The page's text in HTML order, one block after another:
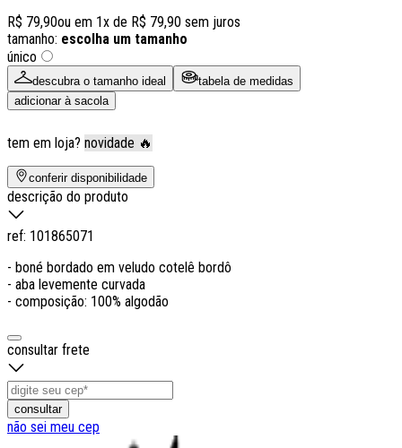
R$ 79,90ou em 1x de R$ 79,90 sem juros
tamanho: escolha um tamanho
único
descubra o tamanho ideal
tabela de medidas
adicionar à sacola
tem em loja? novidade 🔥
conferir disponibilidade
descrição do produto
ref: 101865071
- boné bordado em veludo cotelê bordô
- aba levemente curvada
- composição: 100% algodão
consultar frete
consultar
não sei meu cep